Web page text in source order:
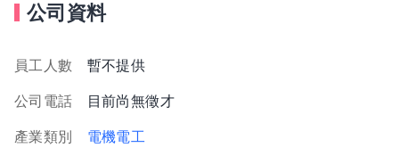
公司資料
員工人數 暫不提供
公司電話 目前尚無徵才
產業類別 電機電工